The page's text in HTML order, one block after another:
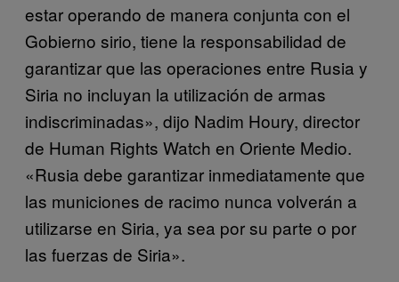
estar operando de manera conjunta con el
Gobierno sirio, tiene la responsabilidad de
garantizar que las operaciones entre Rusia y
Siria no incluyan la utilización de armas
indiscriminadas», dijo Nadim Houry, director
de Human Rights Watch en Oriente Medio.
«Rusia debe garantizar inmediatamente que
las municiones de racimo nunca volverán a
utilizarse en Siria, ya sea por su parte o por
las fuerzas de Siria».